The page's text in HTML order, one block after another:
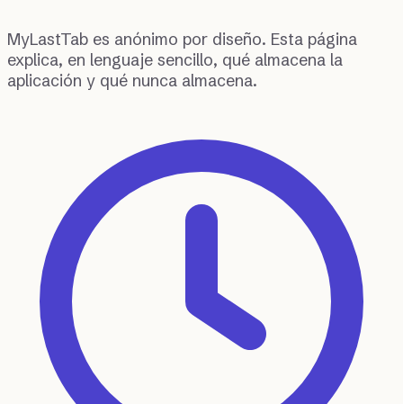
MyLastTab es anónimo por diseño. Esta página
explica, en lenguaje sencillo, qué almacena la
aplicación y qué nunca almacena.